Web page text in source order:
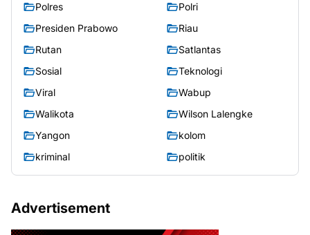
Polres
Polri
Presiden Prabowo
Riau
Rutan
Satlantas
Sosial
Teknologi
Viral
Wabup
Walikota
Wilson Lalengke
Yangon
kolom
kriminal
politik
Advertisement